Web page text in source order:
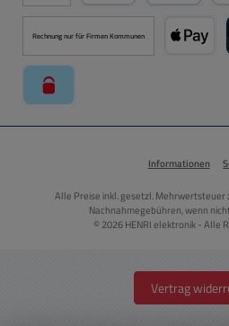
PayPal Später
Rechnung nur für Firmen Kommunen
Informationen
Alle Preise inkl. gesetzl. Mehrwertsteuer
Nachnahmegebühren, wenn
© 2026 HENRI elektronik - Alle
Vertrag